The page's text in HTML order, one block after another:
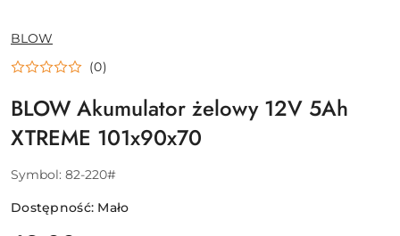
NAZWA
PRODUCENTA:
BLOW
(0)
BLOW Akumulator żelowy 12V 5Ah
XTREME 101x90x70
Symbol: 82-220#
Dostępność: Mało